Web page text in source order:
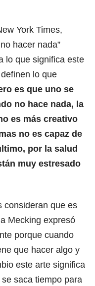
York Times,
hacer nada”
lo que significa este
lo que
es que uno se
no hace nada, la
es más creativo
no es capaz de
por la salud
muy estresado
consideran que es
Mecking expresó
porque cuando
que hacer algo y
este arte significa
saca tiempo para